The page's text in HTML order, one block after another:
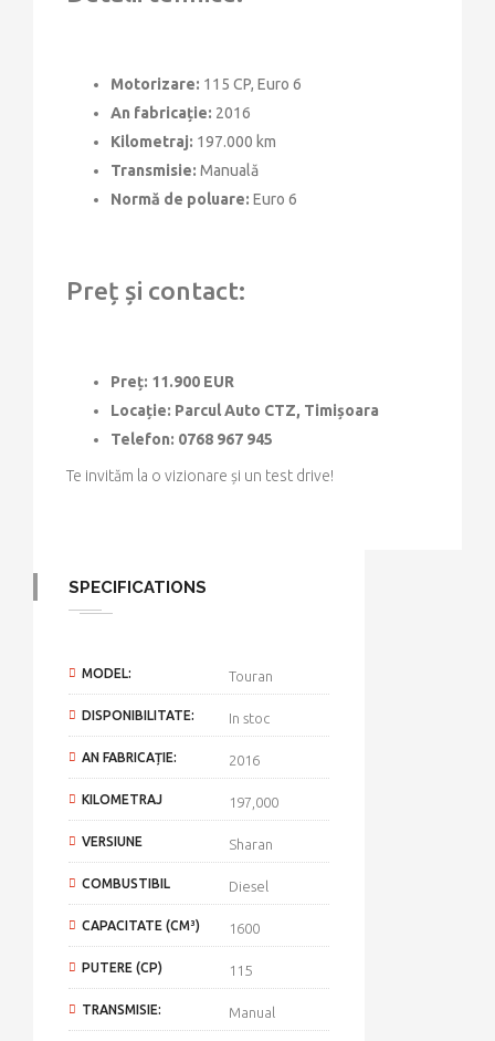
Motorizare: 115 CP, Euro 6
An fabricație: 2016
Kilometraj: 197.000 km
Transmisie: Manuală
Normă de poluare: Euro 6
Preț și contact:
Preț: 11.900 EUR
Locație: Parcul Auto CTZ, Timișoara
Telefon: 0768 967 945
Te invităm la o vizionare și un test drive!
SPECIFICATIONS
MODEL: Touran
DISPONIBILITATE: In stoc
AN FABRICAȚIE: 2016
KILOMETRAJ 197,000
VERSIUNE Sharan
COMBUSTIBIL Diesel
CAPACITATE (CM³) 1600
PUTERE (CP) 115
TRANSMISIE: Manual